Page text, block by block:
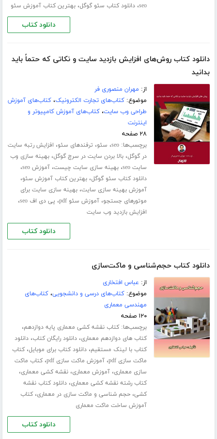
seo،دانلود کتاب سئو گوگل،بهترین کتاب آموزش سئو
دانلود کتاب
دانلود کتاب روش‌های افزایش بازدید سایت و نکاتی که حتماً باید
بدانید
از: مهران منصوری فر
موضوع:کتاب‌های تجارت الکترونیک،کتاب‌های آموزش
طراحی وب سایت،کتاب‌های آموزش کامپیوتر و
اینترنت
۲۸ صفحه
برچسب‌ها:seo، سئو، ترفندهای سئو، افزایش رتبه سایت
در گوگل،بالا بردن سایت در سرچ گوگل،بهینه سازی وب
سایت seo
،بهینه سازی سایت چیست،آموزش seo ،
دانلود کتاب سئو گوگل،بهترین کتاب آموزش سئو،
آموزش بهینه سازی سایت،بهینه سازی سایت برای
موتورهای جستجو،آموزش سئو pdf ، پی دی اف seo ،
افزایش بازدید وب سایت
دانلود کتاب
دانلود کتاب حجم‌شناسی و ماکت‌سازی
از: عباس افتخاری
موضوع:کتاب‌های درسی و دانشجویی،کتاب‌های
مهندسی معماری
۱۲۰ صفحه
برچسب‌ها:کتاب نقشه کشی معماری پایه دوازدهم،
کتاب های دوازدهم معماری،دانلود رایگان کتاب،دانلود
کتاب با لینک مستقیم،دانلود کتاب برای موبایل،کتاب
ماکت سازی pdf
،آموزش ماکت سازی pdf ،کتاب ماکت
سازی معماری،آموزش معماری،نقشه کشی معماری،
کتاب رشته نقشه کشی معماری،دانلود کتاب نقشه
کشی،حجم شناسی و ماکت سازی در معماری،کتاب
آموزش ساخت ماکت معماری
دانلود کتاب